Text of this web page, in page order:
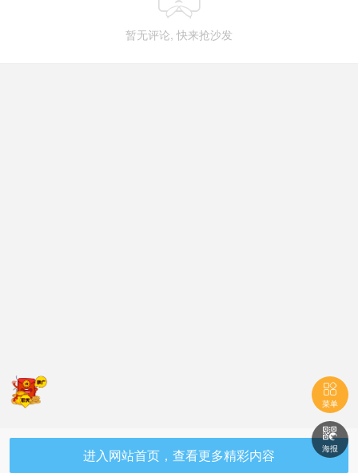
暂无评论, 快来抢沙发
进入网站首页，查看更多精彩内容

菜单

海报